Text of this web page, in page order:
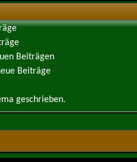
Beiträgen
Beiträge
geschrieben.